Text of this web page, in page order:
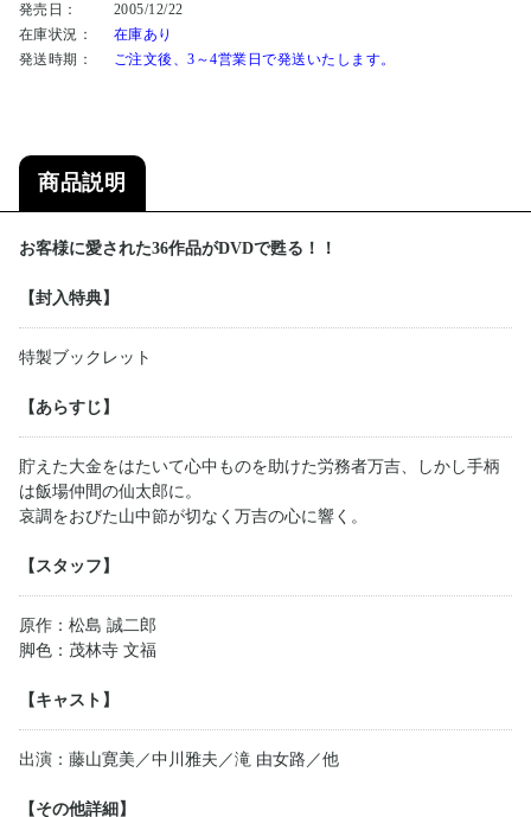
発売日：
2005/12/22
在庫状況：
在庫あり
発送時期：
ご注文後、3～4営業日で発送いたします。
商品説明
お客様に愛された36作品がDVDで甦る！！
【封入特典】
特製ブックレット
【あらすじ】
貯えた大金をはたいて心中ものを助けた労務者万吉、しかし手柄
は飯場仲間の仙太郎に。
哀調をおびた山中節が切なく万吉の心に響く。
【スタッフ】
原作：松島 誠二郎
脚色：茂林寺 文福
【キャスト】
出演：藤山寛美／中川雅夫／滝 由女路／他
【その他詳細】